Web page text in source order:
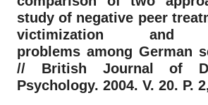
study of negative peer
victimization and
problems among German
// British Journal of
Psychology. 2004. V. 20. P.